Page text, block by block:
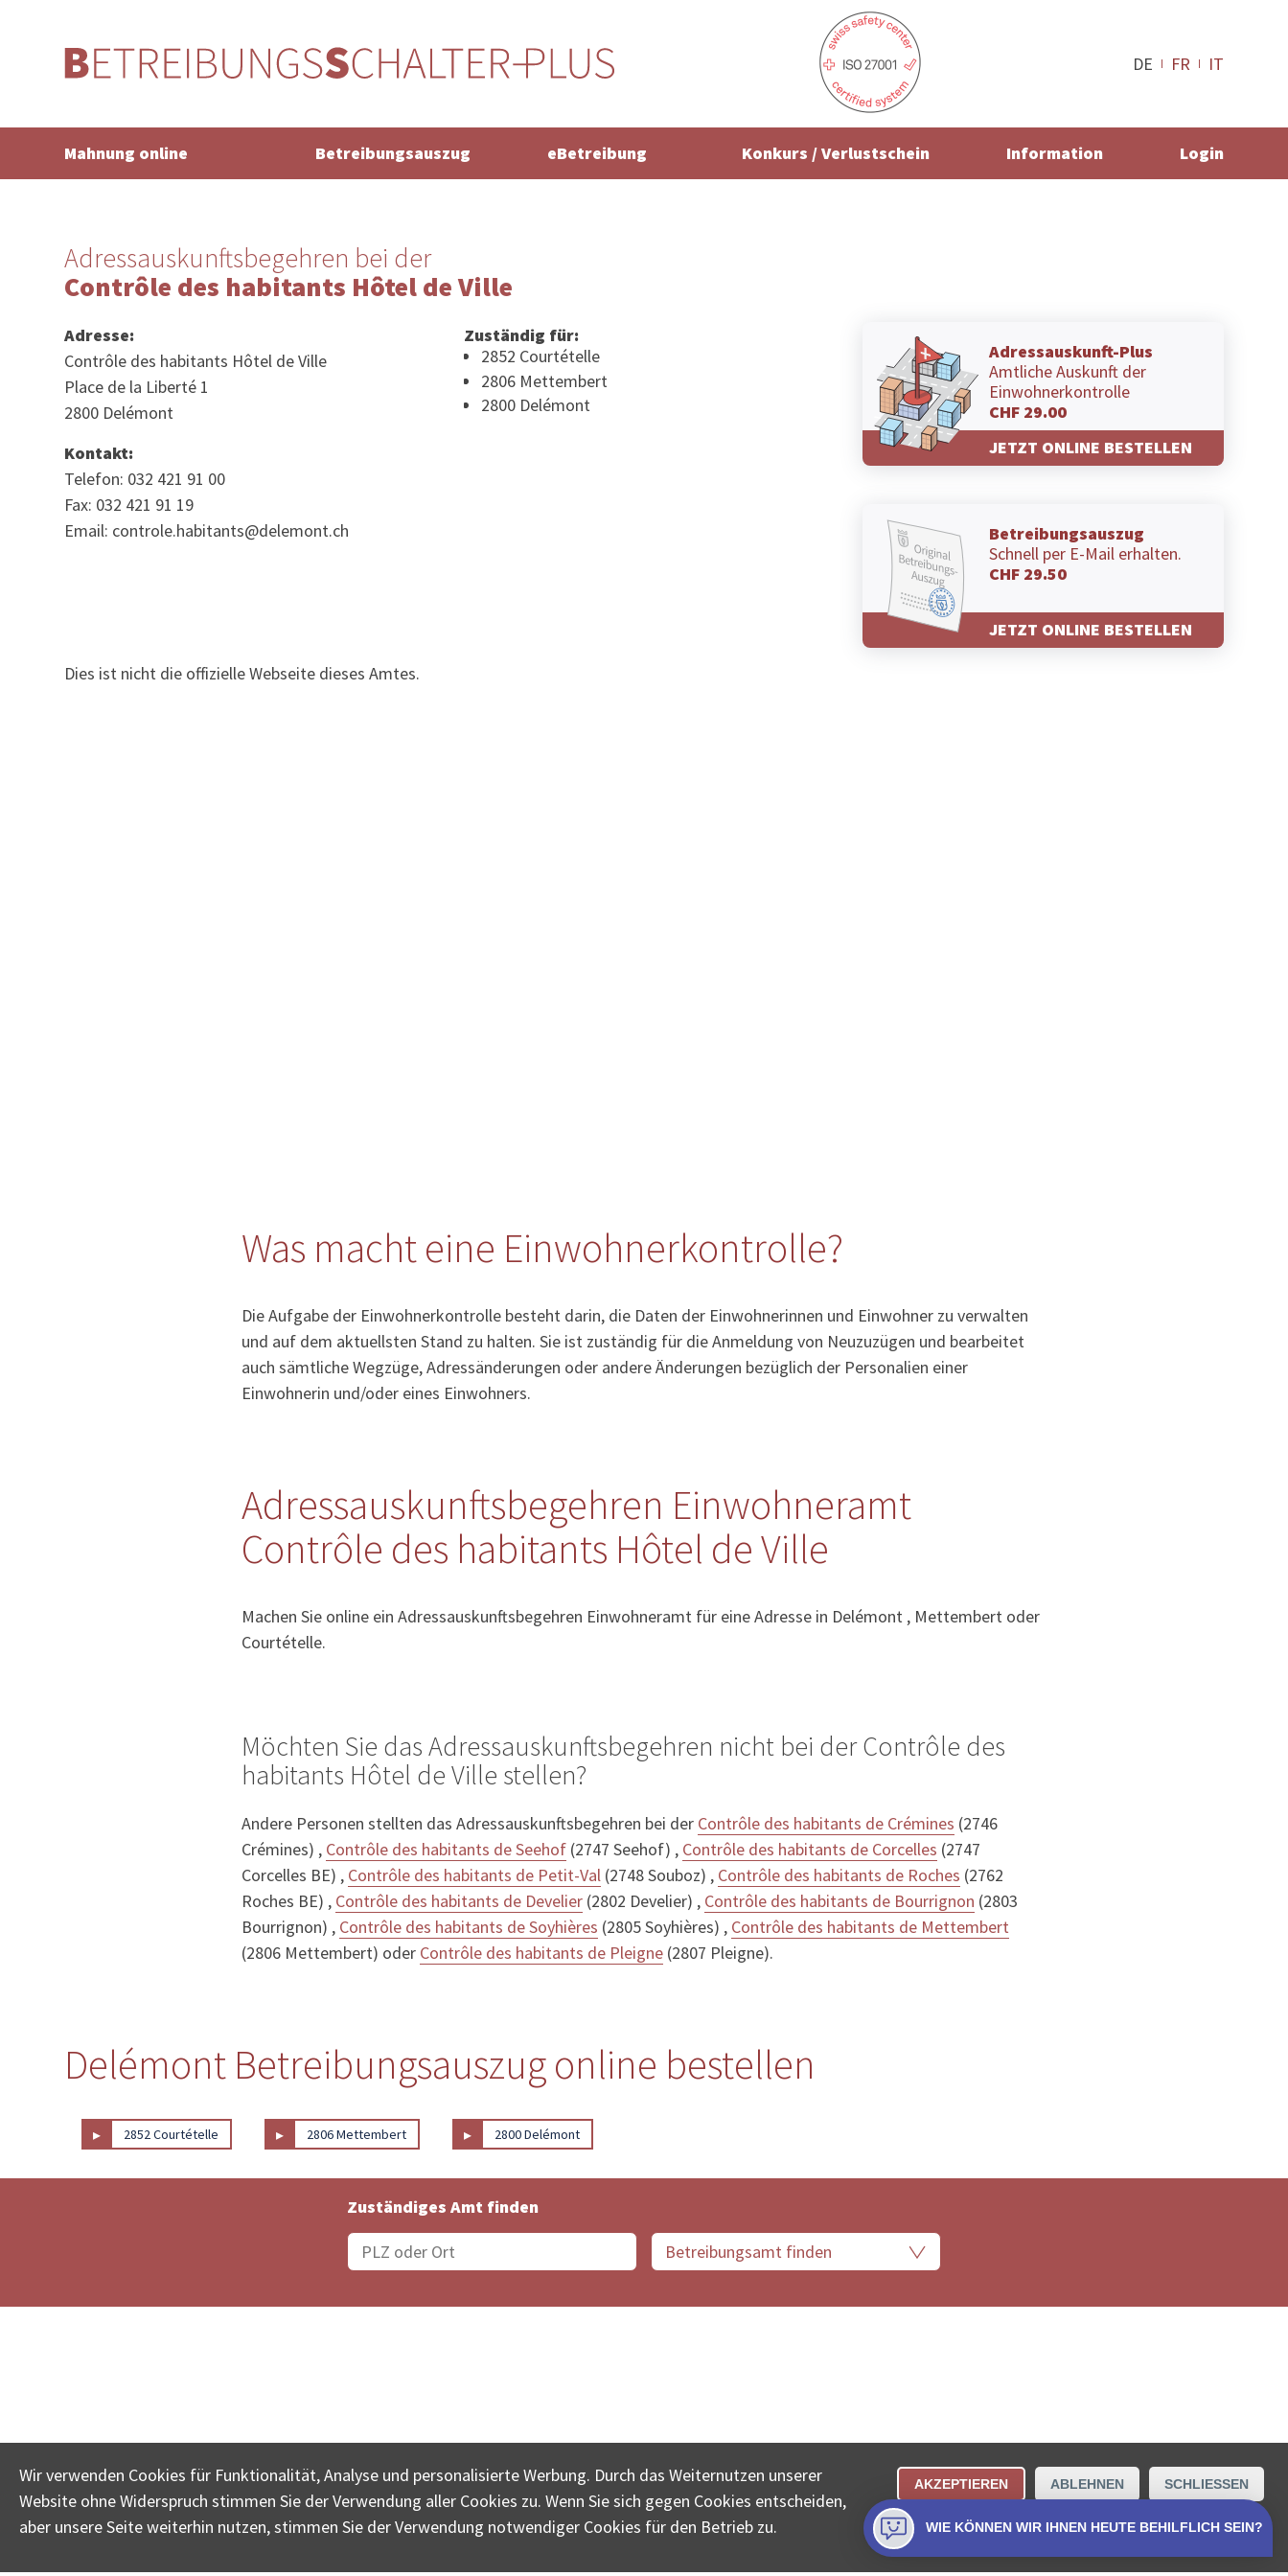
DE FR IT
Mahnung online Betreibungsauszug eBetreibung Konkurs / Verlustschein Information Login
Adressauskunftsbegehren bei der
Contrôle des habitants Hôtel de Ville
Adresse:
Contrôle des habitants Hôtel de Ville
Place de la Liberté 1
2800 Delémont
Kontakt:
Telefon: 032 421 91 00
Fax: 032 421 91 19
Email: controle.habitants@delemont.ch
Zuständig für:
2852 Courtételle
2806 Mettembert
2800 Delémont
Adressauskunft-Plus
Amtliche Auskunft der
Einwohnerkontrolle
CHF 29.00
JETZT ONLINE BESTELLEN
Betreibungsauszug
Schnell per E-Mail erhalten.
CHF 29.50
JETZT ONLINE BESTELLEN
Dies ist nicht die offizielle Webseite dieses Amtes.
Was macht eine Einwohnerkontrolle?
Die Aufgabe der Einwohnerkontrolle besteht darin, die Daten der Einwohnerinnen und Einwohner zu verwalten
und auf dem aktuellsten Stand zu halten. Sie ist zuständig für die Anmeldung von Neuzuzügen und bearbeitet
auch sämtliche Wegzüge, Adressänderungen oder andere Änderungen bezüglich der Personalien einer
Einwohnerin und/oder eines Einwohners.
Adressauskunftsbegehren Einwohneramt
Contrôle des habitants Hôtel de Ville
Machen Sie online ein Adressauskunftsbegehren Einwohneramt für eine Adresse in Delémont , Mettembert oder
Courtételle.
Möchten Sie das Adressauskunftsbegehren nicht bei der Contrôle des
habitants Hôtel de Ville stellen?
Andere Personen stellten das Adressauskunftsbegehren bei der Contrôle des habitants de Crémines (2746
Crémines) , Contrôle des habitants de Seehof (2747 Seehof) , Contrôle des habitants de Corcelles (2747
Corcelles BE) , Contrôle des habitants de Petit-Val (2748 Souboz) , Contrôle des habitants de Roches (2762
Roches BE) , Contrôle des habitants de Develier (2802 Develier) , Contrôle des habitants de Bourrignon (2803
Bourrignon) , Contrôle des habitants de Soyhières (2805 Soyhières) , Contrôle des habitants de Mettembert
(2806 Mettembert) oder Contrôle des habitants de Pleigne (2807 Pleigne).
Delémont Betreibungsauszug online bestellen
▸ 2852 Courtételle ▸ 2806 Mettembert ▸ 2800 Delémont
Zuständiges Amt finden
Wir verwenden Cookies für Funktionalität, Analyse und personalisierte Werbung. Durch das Weiternutzen unserer
Website ohne Widerspruch stimmen Sie der Verwendung aller Cookies zu. Wenn Sie sich gegen Cookies entscheiden,
aber unsere Seite weiterhin nutzen, stimmen Sie der Verwendung notwendiger Cookies für den Betrieb zu.
AKZEPTIEREN ABLEHNEN SCHLIESSEN
WIE KÖNNEN WIR IHNEN HEUTE BEHILFLICH SEIN?
© COLLECTA AG
www.betreibungsschalter-plus.ch ist eine Dienstleistungsplattform der Collecta AG.